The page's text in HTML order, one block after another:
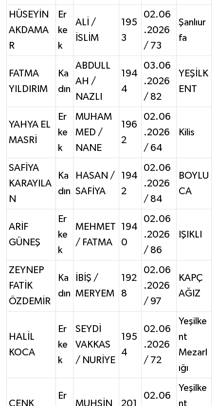
HÜSEYİN
AKDAMA
R
Er
ke
k
ALİ /
İSLİM
195
3
02.06
.2026
/ 73
Şanlıur
fa
FATMA
YILDIRIM
Ka
dın
ABDULL
AH /
NAZLI
194
4
03.06
.2026
/ 82
YEŞİLK
ENT
YAHYA EL
MASRİ
Er
ke
k
MUHAM
MED /
NANE
196
2
02.06
.2026
/ 64
Kilis
SAFİYA
KARAYILA
N
Ka
dın
HASAN /
SAFİYA
194
2
02.06
.2026
/ 84
BOYLU
CA
ARİF
GÜNEŞ
Er
ke
k
MEHMET
/ FATMA
194
0
02.06
.2026
/ 86
IŞIKLI
ZEYNEP
FATİK
ÖZDEMİR
Ka
dın
İBİŞ /
MERYEM
192
8
02.06
.2026
/ 97
KAPÇ
AĞIZ
HALİL
KOCA
Er
ke
k
SEYDİ
VAKKAS
/ NURİYE
195
4
02.06
.2026
/ 72
Yeşilke
nt
Mezarl
ığı
CENK
Er
MUHSİN
201
02.06
Yeşilke
nt